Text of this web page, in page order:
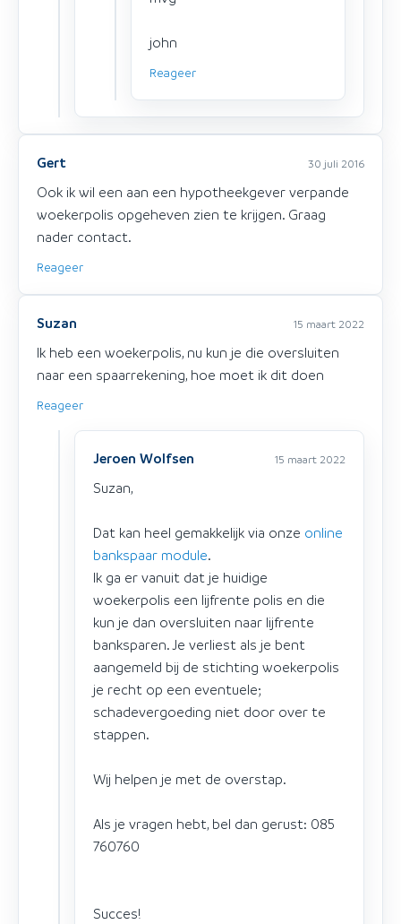
john
Reageer
Gert 30 juli 2016
Ook ik wil een aan een hypotheekgever verpande
woekerpolis opgeheven zien te krijgen. Graag
nader contact.
Reageer
Suzan 15 maart 2022
Ik heb een woekerpolis, nu kun je die oversluiten
naar een spaarrekening, hoe moet ik dit doen
Reageer
Jeroen Wolfsen 15 maart 2022
Suzan,
Dat kan heel gemakkelijk via onze online
bankspaar module.
Ik ga er vanuit dat je huidige
woekerpolis een lijfrente polis en die
kun je dan oversluiten naar lijfrente
banksparen. Je verliest als je bent
aangemeld bij de stichting woekerpolis
je recht op een eventuele;
schadevergoeding niet door over te
stappen.
Wij helpen je met de overstap.
Als je vragen hebt, bel dan gerust: 085
760760
Succes!